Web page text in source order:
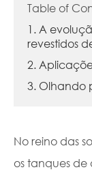
Table of
1. A
revestidos
2.
3. Olhando
No reino das
os tanques